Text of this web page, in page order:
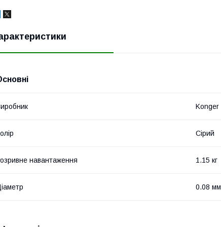
Konger
Сірий
навантаження 1.15 кг
0.08 мм